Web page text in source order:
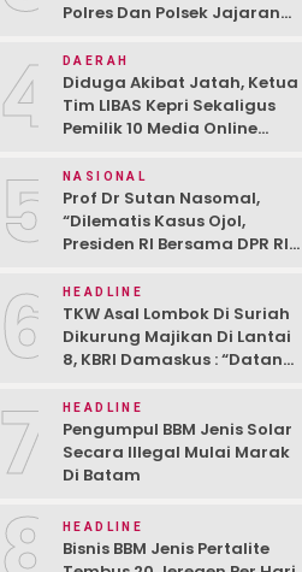
Polres Dan Polsek Jajaran
Keberhasilan Ungkap Kasus
4 DAERAH
Diduga Akibat Jatah, Ketua
Tim LIBAS Kepri Sekaligus
Pemilik 10 Media Online
Wartawan
5 NASIONAL
Prof Dr Sutan Nasomal,
“Dilematis Kasus Ojol,
Presiden RI Bersama DPR RI
Kemenhub Untuk Bertindak”
6 HEADLINE
TKW Asal Lombok Di Suriah
Dikurung Majikan Di Lantai
8, KBRI Damaskus : “Datang
7 HEADLINE
Pengumpul BBM Jenis Solar
Secara Illegal Mulai Marak
Di Batam
HEADLINE
Bisnis BBM Jenis Pertalite